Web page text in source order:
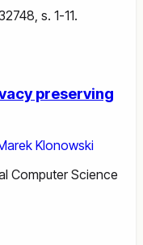
s. 1-11.
preserving
Klonowski
Computer Science